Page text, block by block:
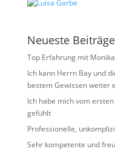
Neueste Beiträge
Top Erfahrung mit
Ich kann Herrn Bay und
bestem Gewissen weiter
Ich habe mich vom
gefühlt
Professionelle,
Sehr kompetente und